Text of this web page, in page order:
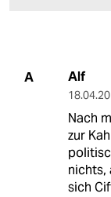
A Alf
Nach
zur
nichts,
sich